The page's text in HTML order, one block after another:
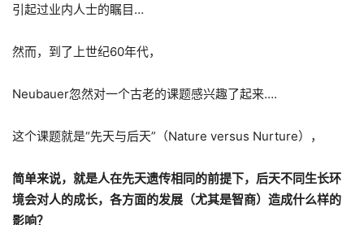
引起过业内人士的瞩目…
然而，到了上世纪60年代，
Neubauer忽然对一个古老的课题感兴趣了起来….
这个课题就是“先天与后天”（Nature versus Nurture），
简单来说，就是人在先天遗传相同的前提下，后天不同生长环
境会对人的成长，各方面的发展（尤其是智商）造成什么样的
影响？